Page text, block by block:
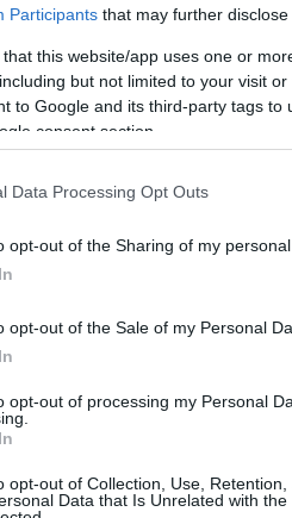
Participants that may further
that this website/app uses one or
but not limited to your visit
to Google and its third-party tags
consent section.
Data Processing Opt Outs
opt-out of the Sharing of my personal
opt-out of the Sale of my Personal
opt-out of processing my Personal
opt-out of Collection, Use,
Data that Is Unrelated with
sperare resterà ancora
calo dei contagi tale da
erano arrivate al
a rischio in un luogo
difficile ma “non
nella sezioneLogindal